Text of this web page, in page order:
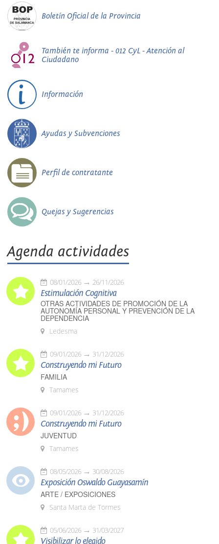
Boletín Oficial de la Provincia
También te informa - 012 CyL - Atención al
Ciudadano
Información
Ayudas y Subvenciones
Perfil de contratante
Quejas y Sugerencias
Agenda actividades
08/01/2026 26/11/2026
Estimulación Cognitiva
OTRAS ACTIVIDADES DE PROMOCIÓN DE LA
AUTONOMÍA PERSONAL Y PREVENCIÓN DE LA
DEPENDENCIA
Ledesma
09/01/2026 31/12/2026
Construyendo mi Futuro
FAMILIA
Tamames
09/01/2026 31/12/2026
Construyendo mi Futuro
JUVENTUD
Tamames
08/05/2026 30/08/2026
Exposición Oswaldo Guayasamín
ARTE / EXPOSICIONES
Santa Marta de Tormes
05/06/2026 31/03/2027
Visibilizar lo elegido